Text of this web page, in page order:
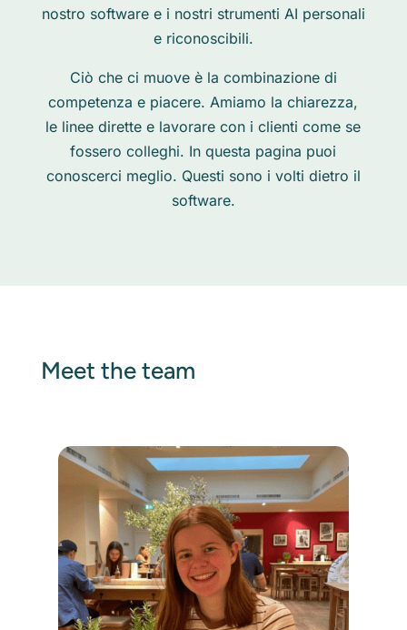
nostro software e i nostri strumenti AI personali
e riconoscibili.
Ciò che ci muove è la combinazione di
competenza e piacere. Amiamo la chiarezza,
le linee dirette e lavorare con i clienti come se
fossero colleghi. In questa pagina puoi
conoscerci meglio. Questi sono i volti dietro il
software.
Meet the team